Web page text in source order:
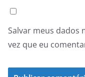
Salvar meus dados
vez que eu